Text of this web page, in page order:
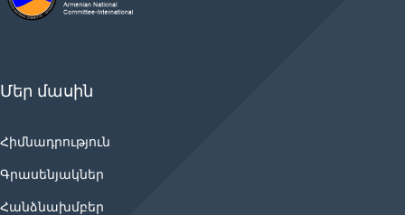
Մեր մասին
Հիմնադրություն
Գրասենյակներ
Հանձնախմբեր